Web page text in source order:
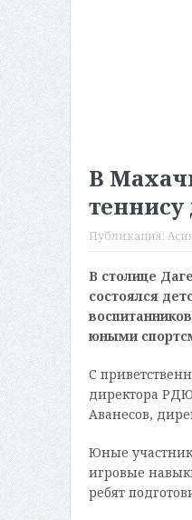
В
Публикация:
В столице
состоялся
юными
С
директора
Аванесов,
Юные
игровые
ребят